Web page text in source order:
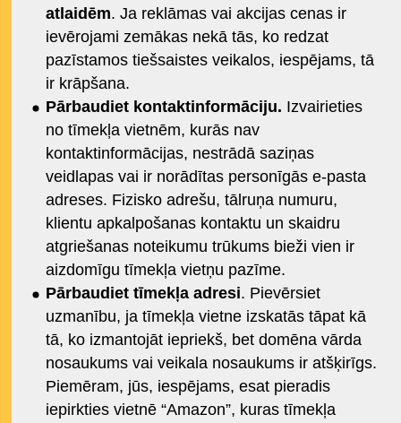
atlaidēm. Ja reklāmas vai akcijas cenas ir
ievērojami zemākas nekā tās, ko redzat
pazīstamos tiešsaistes veikalos, iespējams, tā
ir krāpšana.
Pārbaudiet kontaktinformāciju. Izvairieties
no tīmekļa vietnēm, kurās nav
kontaktinformācijas, nestrādā saziņas
veidlapas vai ir norādītas personīgās e-pasta
adreses. Fizisko adrešu, tālruņa numuru,
klientu apkalpošanas kontaktu un skaidru
atgriešanas noteikumu trūkums bieži vien ir
aizdomīgu tīmekļa vietņu pazīme.
Pārbaudiet tīmekļa adresi. Pievērsiet
uzmanību, ja tīmekļa vietne izskatās tāpat kā
tā, ko izmantojāt iepriekš, bet domēna vārda
nosaukums vai veikala nosaukums ir atšķirīgs.
Piemēram, jūs, iespējams, esat pieradis
iepirkties vietnē “Amazon”, kuras tīmekļa